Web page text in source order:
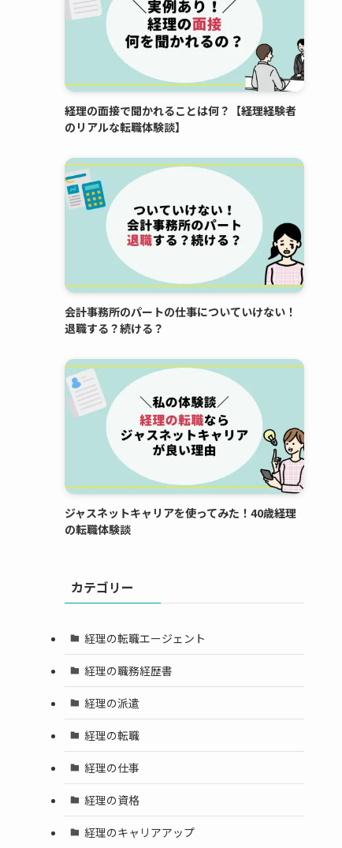
経理の面接で聞かれることは何？【経理経験者
のリアルな転職体験談】
会計事務所のパートの仕事についていけない！
退職する？続ける？
ジャスネットキャリアを使ってみた！40歳経理
の転職体験談
カテゴリー
経理の転職エージェント
経理の職務経歴書
経理の派遣
経理の転職
経理の仕事
経理の資格
経理のキャリアアップ